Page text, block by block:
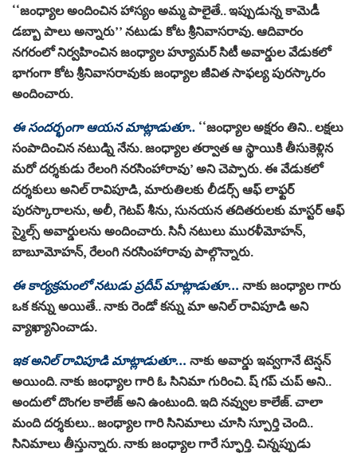
‘‘జంధ్యాల అందించిన హాస్యం అమ్మ పాలైతే.. ఇప్పుడున్న కామెడీ
డబ్బా పాలు అన్నారు’’ నటుడు కోట శ్రీనివాసరావు. ఆదివారం
నగరంలో నిర్వహించిన జంధ్యాల హ్యూమర్‌ సిటీ అవార్డుల వేడుకలో
భాగంగా కోట శ్రీనివాసరావుకు జంధ్యాల జీవిత సాఫల్య పురస్కారం
అందించారు.
ఈ సందర్భంగా ఆయన మాట్లాడుతూ.. ‘‘జంధ్యాల అక్షరం తిని.. లక్షలు
సంపాదించిన నటుడ్ని నేను. జంధ్యాల తర్వాత ఆ స్థాయికి తీసుకెళ్లిన
మరో దర్శకుడు రేలంగి నరసింహారావు’ అని చెప్పారు. ఈ వేడుకలో
దర్శకులు అనిల్‌ రావిపూడి, మారుతిలకు లీడర్స్‌ ఆఫ్‌ లాఫ్టర్‌
పురస్కారాలను, అలీ, గెటప్‌ శీను, సునయన తదితరులకు మాస్టర్‌ ఆఫ్‌
స్మైల్స్‌ అవార్డులను అందించారు. సినీ నటులు మురళీమోహన్‌,
బాబూమోహన్‌, రేలంగి నరసింహారావు పాల్గొన్నారు.
ఈ కార్యక్రమంలో నటుడు ప్రదీప్ మాట్లాడుతూ… నాకు జంధ్యాల గారు
ఒక కన్ను అయితే.. నాకు రెండో కన్ను మా అనిల్ రావిపూడి అని
వ్యాఖ్యానించాడు.
ఇక అనిల్ రావిపూడి మాట్లాడుతూ… నాకు అవార్డు ఇవ్వగానే టెన్షన్
అయింది. నాకు జంధ్యాల గారి ఓ సినిమా గురించి. ష్ గప్ చుప్ అని..
అందులో దొంగల కాలేజ్ అని ఉంటుంది. ఇది నవ్వుల కాలేజ్. చాలా
మంది దర్శకులు.. జంధ్యాల గారి సినిమాలు చూసి స్పూర్తి చెంది..
సినిమాలు తీస్తున్నారు. నాకు జంధ్యాల గారే స్ఫూర్తి. చిన్నప్పుడు